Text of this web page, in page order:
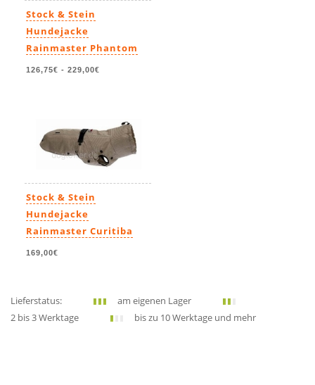
Stock & Stein
Hundejacke
Rainmaster Phantom
126,75€ - 229,00€
Stock & Stein
Hundejacke
Rainmaster Curitiba
169,00€
Lieferstatus:
am eigenen Lager
2 bis 3 Werktage
bis zu 10 Werktage und mehr